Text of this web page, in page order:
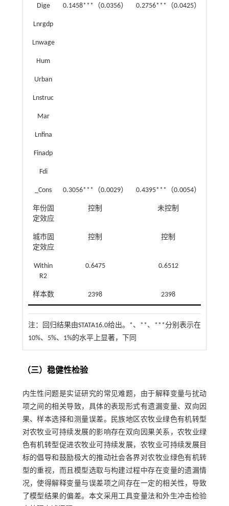
Dige 0.1458***（0.0356） 0.2756***（0.0425）
Lnrgdp
Lnwage
Hum
Urban
Lnstruc
Mar
Lnfina
Finadp
Fdi
_Cons 0.3056***（0.0029） 0.4395***（0.0054）
年份固
定效应
控制 未控制
城市固
定效应
控制 控制
Within
R2
0.6475 0.6512
样本数 2398 2398
注：
回归结果由STATA16.0给出。*、**、***分别表示在
10%、5%、1%的水平上显著，下同
（三）稳健性检验
内生性问题是实证研究的常见难题，由于解释变量与扰动
项之间的相关导致，具体的表现形式有遗漏变量、双向因
果、样本选择和测量误差。民族地区农牧业绿色有机转型
对农牧业可持续发展的影响存在双向因果关系，农牧业绿
色有机转型促进农牧业可持续发展，农牧业可持续发展目
标的倡导和鼓励极大的推动社会各界对农牧业绿色有机转
型的重视，而且模型选取与构建过程中存在变量的遗漏情
况，使得解释变量与误差项之间存在一定的相关性，导致
了模型结果的偏差。本文采用工具变量法和外生冲击检验